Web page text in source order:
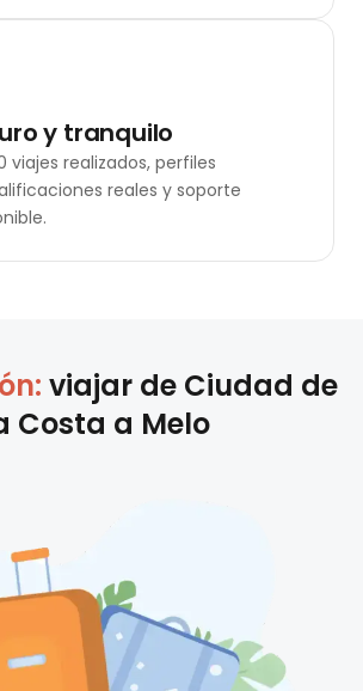
y tranquilo
viajes realizados, perfiles
reales y soporte
viajar de Ciudad de
Costa a Melo